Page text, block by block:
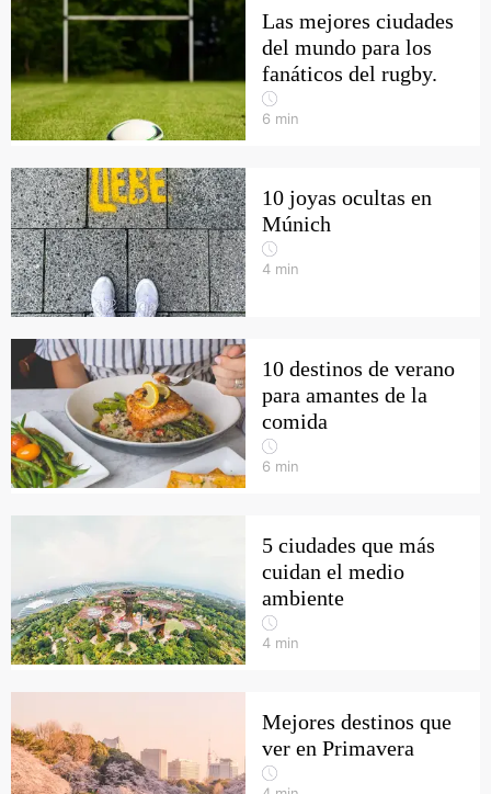
Las mejores ciudades
del mundo para los
fanáticos del rugby.
6 min
10 joyas ocultas en
Múnich
4 min
10 destinos de verano
para amantes de la
comida
6 min
5 ciudades que más
cuidan el medio
ambiente
4 min
Mejores destinos que
ver en Primavera